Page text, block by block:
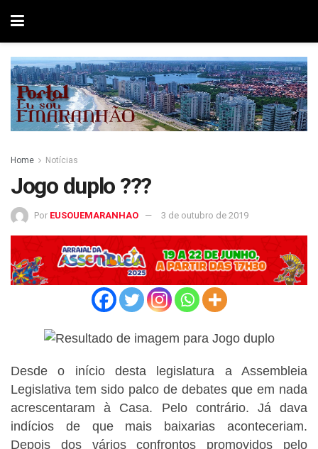
Home Notícias
Jogo duplo ???
Por EUSOUEMARANHAO 3 de outubro de 2019
Desde o início desta legislatura a Assembleia
Legislativa tem sido palco de debates que em nada
acrescentaram à Casa. Pelo contrário. Já dava
indícios de que mais baixarias aconteceriam.
Depois dos vários confrontos promovidos pelo